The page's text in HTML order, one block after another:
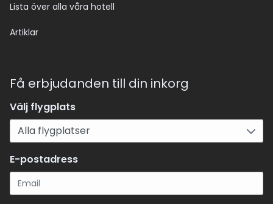
Lista över alla våra hotell
Artiklar
Få erbjudanden till din inkorg
Välj flygplats
E-postadress